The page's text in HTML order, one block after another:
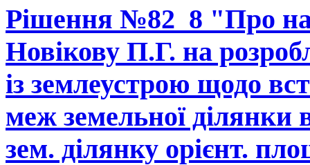
Рішення №82_8 "Про
Новікову П.Г. на
із землеустрою щодо
меж земельної ділянки
зем. ділянку орієнт.